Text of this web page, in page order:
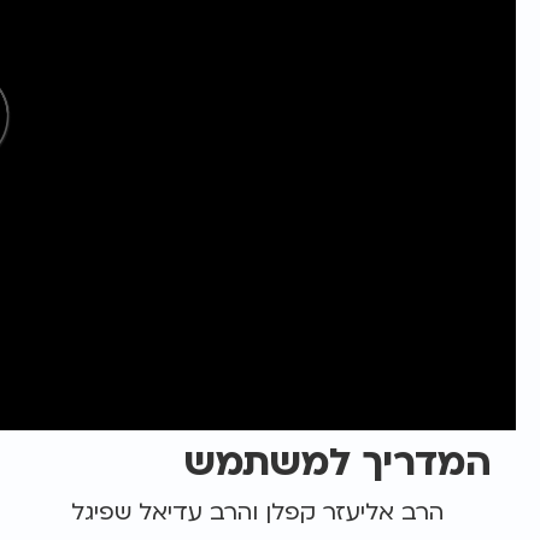
המדריך למשתמש
הרב אליעזר קפלן והרב עדיאל שפיגל